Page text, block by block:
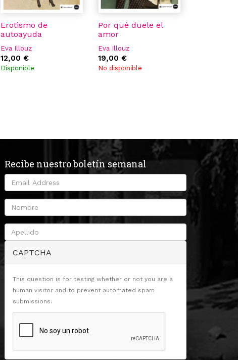
Erotismo de
autoayuda
Eva Illouz
12,00 €
Disponible
Por qué duele el
amor
Eva Illouz
19,00 €
No disponible
Recibe nuestro boletín semanal
CAPTCHA
This question is for testing whether or not you are a
human visitor and to prevent automated spam
submissions.